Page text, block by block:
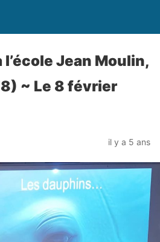
Jean Moulin,
~ Le 8 février
il y a 5 ans